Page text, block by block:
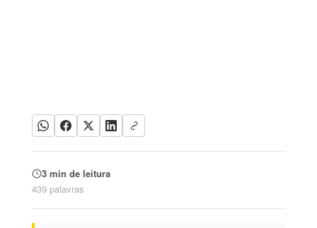
3 min de leitura
439 palavras